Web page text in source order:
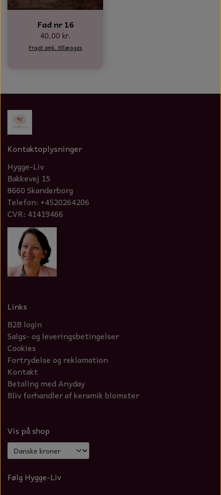
Fad nr 16
40,00 kr.
Fragt omk. tillægges
Kontaktoplysninger
Hygge-Liv
Bakkevej 15
8660 Skanderborg
Telefon: +4520264206
CVR: 41419466
Links
B2B login
Salgs- og leveringsbetingelser
Cookies
Fortrydelse og reklamation
Kontakt
Betaling med Anyday
Bliv forhandler af keramik blomster
Vis på shop
Følg Hygge-Liv